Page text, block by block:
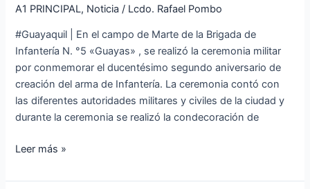
A1 PRINCIPAL, Noticia / Lcdo. Rafael Pombo
#Guayaquil | En el campo de Marte de la Brigada de
Infantería N. °5 «Guayas» , se realizó la ceremonia militar
por conmemorar el ducentésimo segundo aniversario de
creación del arma de Infantería. La ceremonia contó con
las diferentes autoridades militares y civiles de la ciudad y
durante la ceremonia se realizó la condecoración de
segundo
de
creación
del
arma
de
infantería
Leer más »